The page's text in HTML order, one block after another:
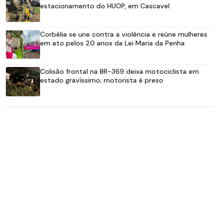
estacionamento do HUOP, em Cascavel
Corbélia se une contra a violência e reúne mulheres
em ato pelos 20 anos da Lei Maria da Penha
Colisão frontal na BR-369 deixa motociclista em
estado gravíssimo; motorista é preso